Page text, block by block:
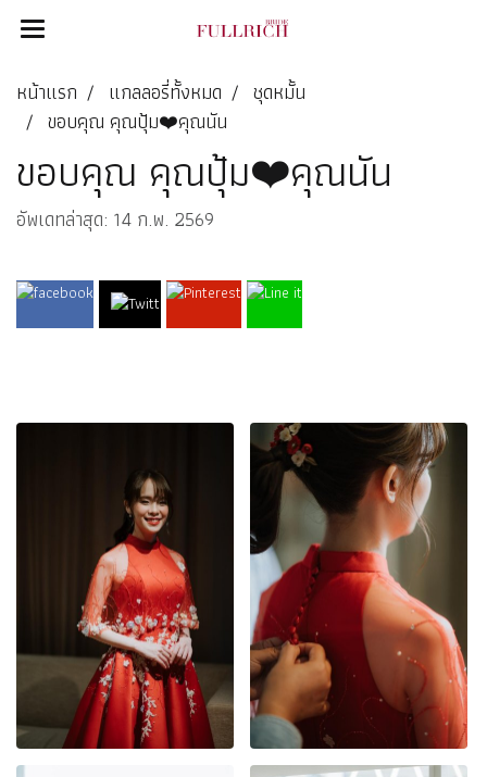
หน้าแรก แกลลอรี่ทั้งหมด
ชุดหมั้น
ขอบคุณ คุณปุ้ม❤️คุณนัน
ขอบคุณ คุณปุ้ม❤️คุณนัน
อัพเดทล่าสุด: 14 ก.พ. 2569